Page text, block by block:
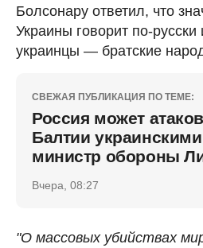
Болсонару ответил, что
Украины говорит по-русски
украинцы — братские
СВЕЖАЯ ПУБЛИКАЦИЯ ПО ТЕМЕ:
Россия может
Балтии
министр обороны
Вчера, 08:27
"О массовых убийствах